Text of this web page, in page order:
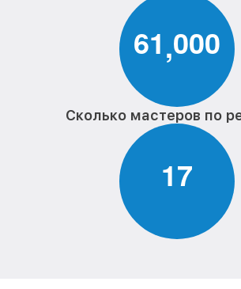
61,000
Сколько мастеров по
17